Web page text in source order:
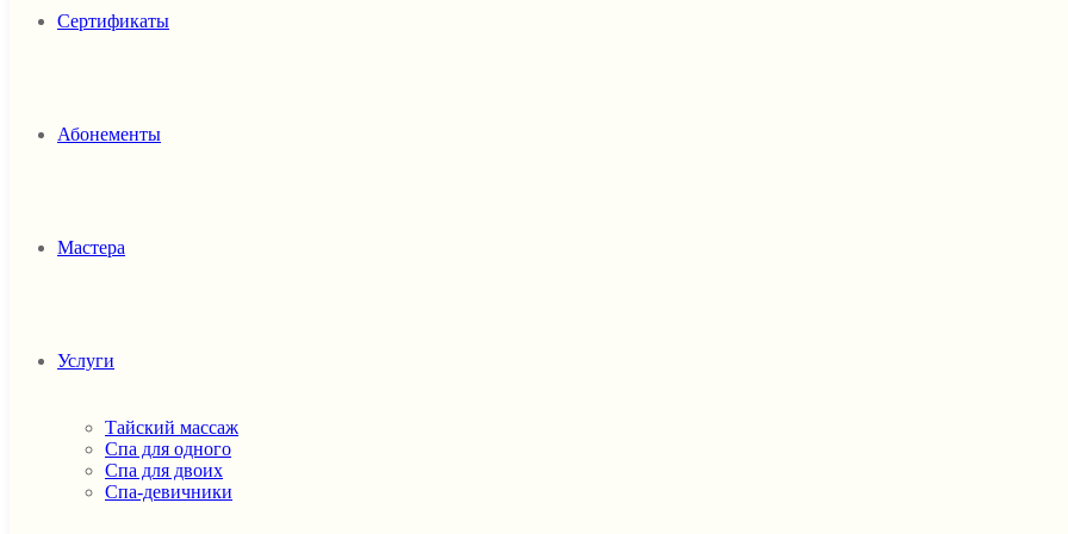
Сертификаты
Абонементы
Мастера
Услуги
Тайский массаж
Спа для одного
Спа для двоих
Спа-девичники